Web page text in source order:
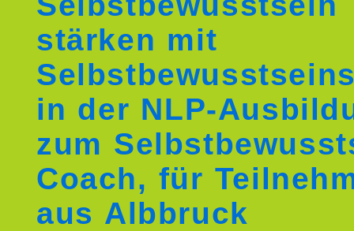
stärken mit
in der NLP-
zum
Coach, für
aus Albbruck